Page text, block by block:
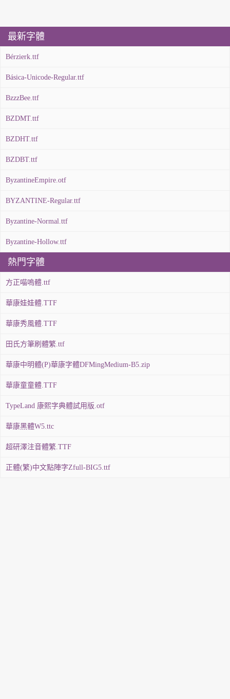
最新字體
Bérzierk.ttf
Básica-Unicode-Regular.ttf
BzzzBee.ttf
BZDMT.ttf
BZDHT.ttf
BZDBT.ttf
ByzantineEmpire.otf
BYZANTINE-Regular.ttf
Byzantine-Normal.ttf
Byzantine-Hollow.ttf
熱門字體
方正喵嗚體.ttf
華康娃娃體.TTF
華康秀風體.TTF
田氏方筆刷體繁.ttf
華康中明體(P)華康字體DFMingMedium-B5.zip
華康童童體.TTF
TypeLand 康熙字典體試用版.otf
華康黑體W5.ttc
超研澤注音體繁.TTF
正體(繁)中文點陣字Zfull-BIG5.ttf